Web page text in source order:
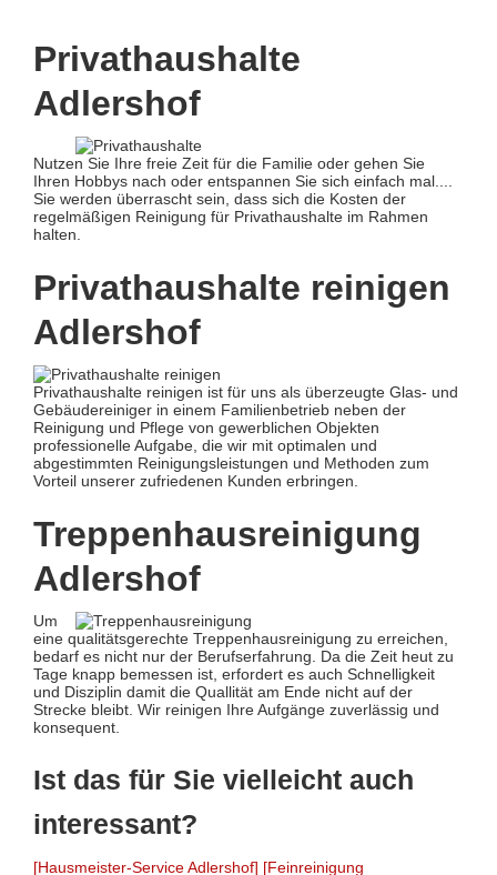
Privathaushalte
Adlershof
Nutzen Sie Ihre freie Zeit für die Familie oder gehen Sie
Ihren Hobbys nach oder entspannen Sie sich einfach mal....
Sie werden überrascht sein, dass sich die Kosten der
regelmäßigen Reinigung für Privathaushalte im Rahmen
halten.
Privathaushalte reinigen
Adlershof
Privathaushalte reinigen ist für uns als überzeugte Glas- und
Gebäudereiniger in einem Familienbetrieb neben der
Reinigung und Pflege von gewerblichen Objekten
professionelle Aufgabe, die wir mit optimalen und
abgestimmten Reinigungsleistungen und Methoden zum
Vorteil unserer zufriedenen Kunden erbringen.
Treppenhausreinigung
Adlershof
Um
eine qualitätsgerechte Treppenhausreinigung zu erreichen,
bedarf es nicht nur der Berufserfahrung. Da die Zeit heut zu
Tage knapp bemessen ist, erfordert es auch Schnelligkeit
und Disziplin damit die Quallität am Ende nicht auf der
Strecke bleibt. Wir reinigen Ihre Aufgänge zuverlässig und
konsequent.
Ist das für Sie vielleicht auch
interessant?
[Hausmeister-Service Adlershof] [Feinreinigung